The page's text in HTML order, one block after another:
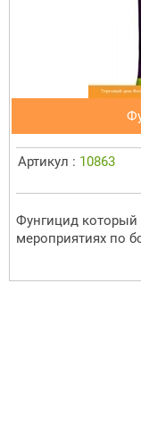
Артикул : 10863
Фунгицид который
мероприятиях по